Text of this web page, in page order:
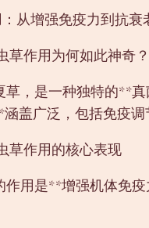
从增强免疫力到抗衰
草作用为何如此神奇？
草，是一种独特的**
盖广泛，包括免疫调
草作用的核心表现
作用是**增强机体免